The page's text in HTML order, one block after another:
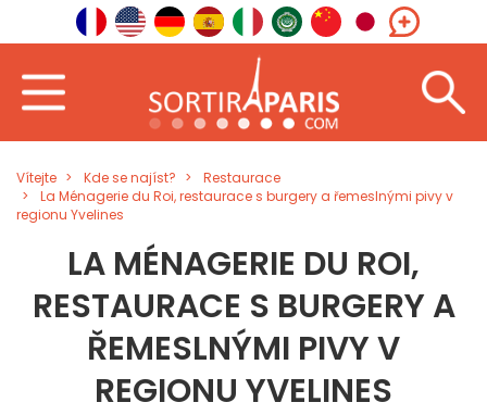
Vítejte Kde se najíst?
Restaurace
La Ménagerie du Roi, restaurace s burgery a řemeslnými pivy v
regionu Yvelines
LA MÉNAGERIE DU ROI,
RESTAURACE S BURGERY A
ŘEMESLNÝMI PIVY V
REGIONU YVELINES